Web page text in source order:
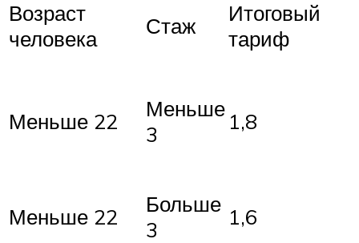
Возраст
человека
Стаж
Итоговый
тариф
Меньше 22
Меньше
3
1,8
Меньше 22
Больше
3
1,6